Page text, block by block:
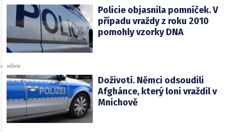
Policie objasnila pomníček. V
případu vraždy z roku 2010
pomohly vzorky DNA
včera
Doživotí. Němci odsoudili
Afghánce, který loni vraždil v
Mnichově